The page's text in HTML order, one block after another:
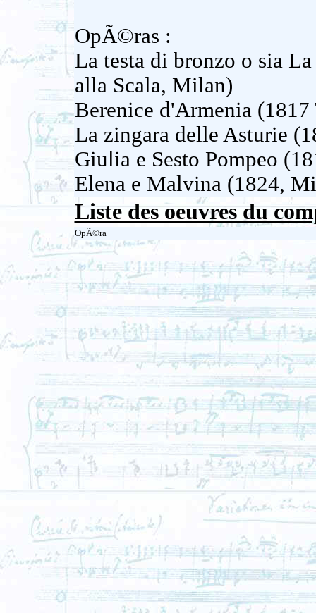
OpÃ©ras :
La testa di bronzo o sia
alla Scala, Milan)
Berenice d'Armenia
La zingara delle Asturie
Giulia e Sesto Pompeo
Elena e Malvina (1824,
Liste des oeuvres du
OpÃ©ra